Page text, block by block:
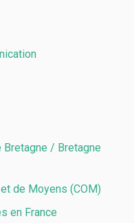
/ Bretagne
de Moyens (COM)
en France